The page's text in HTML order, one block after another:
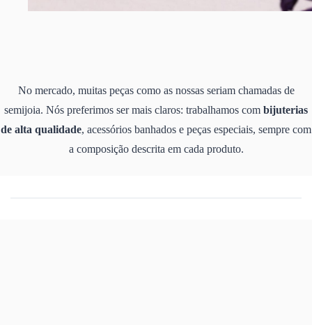
No mercado, muitas peças como as nossas seriam chamadas de
semijoia. Nós preferimos ser mais claros: trabalhamos com bijuterias
de alta qualidade, acessórios banhados e peças especiais, sempre com
a composição descrita em cada produto.